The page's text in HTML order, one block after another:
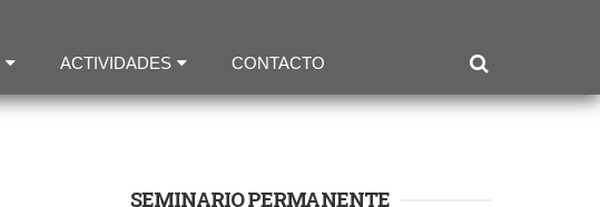
ACTIVIDADES CONTACTO
SEMINARIO PERMANENTE